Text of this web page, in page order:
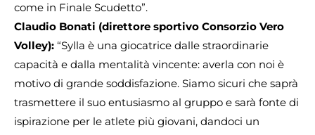
come in Finale Scudetto”.
Claudio Bonati (direttore sportivo Consorzio Vero
Volley): “Sylla è una giocatrice dalle straordinarie
capacità e dalla mentalità vincente: averla con noi è
motivo di grande soddisfazione. Siamo sicuri che saprà
trasmettere il suo entusiasmo al gruppo e sarà fonte di
ispirazione per le atlete più giovani, dandoci un